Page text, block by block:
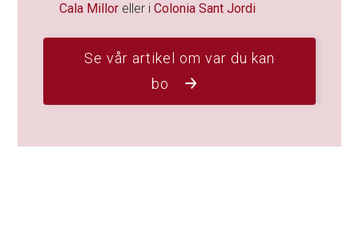
Cala Millor eller iColonia Sant Jordi
Se vår artikel om var du kan
bo